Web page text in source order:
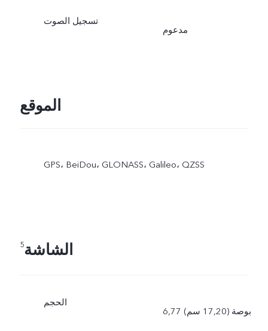
تسجيل الصوت
مدعوم
الموقع
GPS،‏ BeiDou،‏ GLONASS،‏ Galileo،‏ QZSS
الشاشة5
الحجم
6,77 بوصة (17,20 سم)